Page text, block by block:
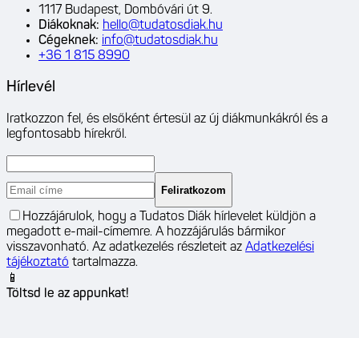
1117 Budapest, Dombóvári út 9.
Diákoknak: hello@tudatosdiak.hu
Cégeknek: info@tudatosdiak.hu
+36 1 815 8990
Hírlevél
Iratkozzon fel, és elsőként értesül az új diákmunkákról és a
legfontosabb hírekről.
Feliratkozom
Hozzájárulok, hogy a Tudatos Diák hírlevelet küldjön a
megadott e-mail-címemre. A hozzájárulás bármikor
visszavonható. Az adatkezelés részleteit az Adatkezelési
tájékoztató tartalmazza.
📱
Töltsd le az appunkat!